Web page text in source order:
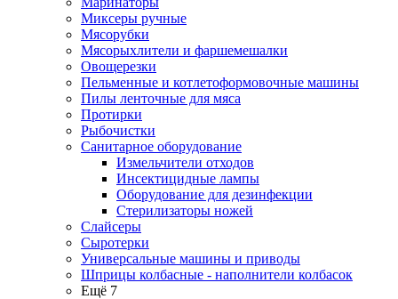
Миксеры ручные
Мясорубки
Мясорыхлители и фаршемешалки
Овощерезки
Пельменные и котлетоформовочные машины
Пилы ленточные для мяса
Протирки
Рыбочистки
Санитарное оборудование
Измельчители отходов
Инсектицидные лампы
Оборудование для дезинфекции
Стерилизаторы ножей
Слайсеры
Сыротерки
Универсальные машины и приводы
Шприцы колбасные - наполнители колбасок
Ещё 7